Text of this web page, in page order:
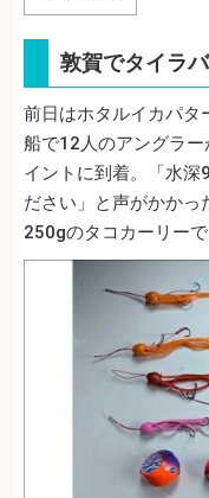
敦賀でタイラ
前日はホタルイカパタ
船で12人のアングラ
イントに到着。「水深
ださい」と声がかかっ
250gのタコカーリーで